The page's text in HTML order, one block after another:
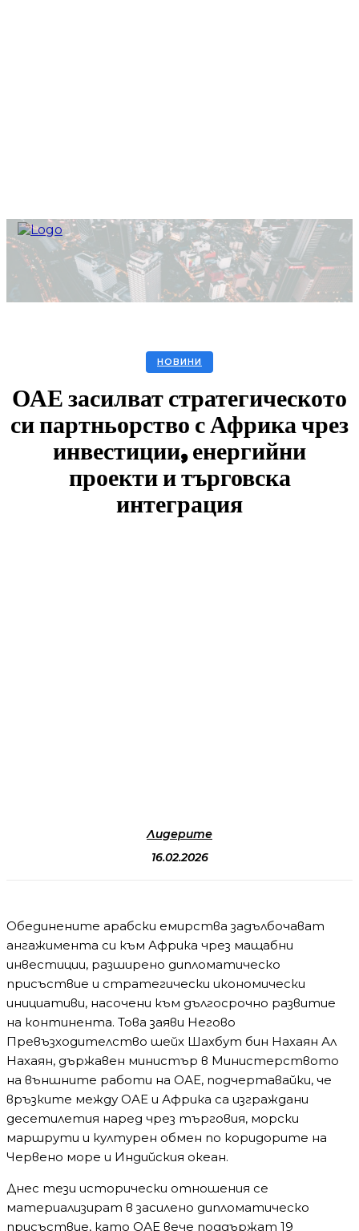
НОВИНИ
ОАЕ засилват стратегическото
си партньорство с Африка чрез
инвестиции, енергийни
проекти и търговска
интеграция
Лидерите
16.02.2026
Обединените арабски емирства задълбочават
ангажимента си към Африка чрез мащабни
инвестиции, разширено дипломатическо
присъствие и стратегически икономически
инициативи, насочени към дългосрочно развитие
на континента. Това заяви Негово
Превъзходителство шейх Шахбут бин Нахаян Ал
Нахаян, държавен министър в Министерството
на външните работи на ОАЕ, подчертавайки, че
връзките между ОАЕ и Африка са изграждани
десетилетия наред чрез търговия, морски
маршрути и културен обмен по коридорите на
Червено море и Индийския океан.
Днес тези исторически отношения се
материализират в засилено дипломатическо
присъствие, като ОАЕ вече поддържат 19